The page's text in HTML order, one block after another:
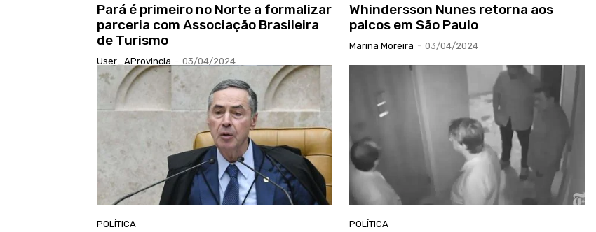
Pará é primeiro no Norte a formalizar
parceria com Associação Brasileira
de Turismo
User_AProvincia - 03/04/2024
Whindersson Nunes retorna aos
palcos em São Paulo
Marina Moreira - 03/04/2024
POLÍTICA POLÍTICA